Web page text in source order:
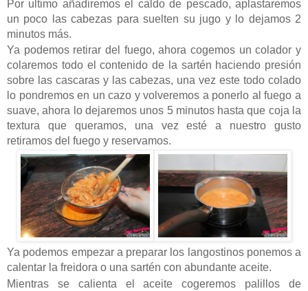
Por ultimo añadiremos el caldo de pescado, aplastaremos
un poco las cabezas para suelten su jugo y lo dejamos 2
minutos más.
Ya podemos retirar del fuego, ahora cogemos un colador y
colaremos todo el contenido de la sartén haciendo presión
sobre las cascaras y las cabezas, una vez este todo colado
lo pondremos en un cazo y volveremos a ponerlo al fuego a
suave, ahora lo dejaremos unos 5 minutos hasta que coja la
textura que queramos, una vez esté a nuestro gusto
retiramos del fuego y reservamos.
Ya podemos empezar a preparar los langostinos ponemos a
calentar la freidora o una sartén con abundante aceite.
Mientras se calienta el aceite cogeremos palillos de